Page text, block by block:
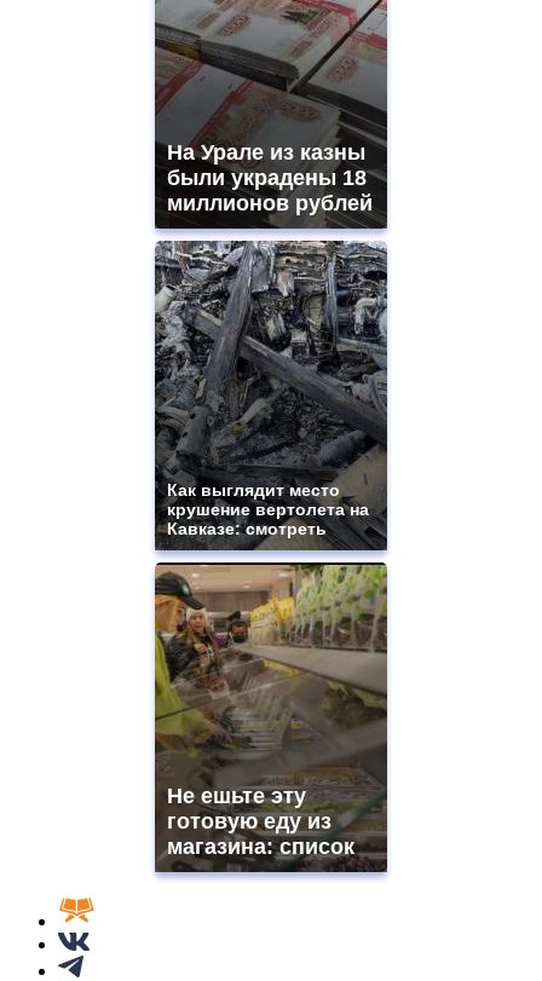
На Урале из казны
были украдены 18
миллионов рублей
Как выглядит место
крушение вертолета на
Кавказе: смотреть
Не ешьте эту
готовую еду из
магазина: список